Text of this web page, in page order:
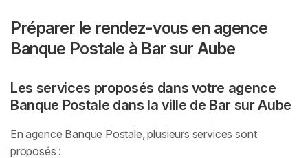
Préparer le rendez-vous en agence
Banque Postale à Bar sur Aube
Les services proposés dans votre agence
Banque Postale dans la ville de Bar sur Aube
En agence Banque Postale, plusieurs services sont
proposés :